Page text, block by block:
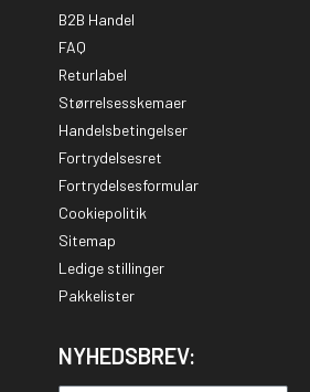
B2B Handel
FAQ
Returlabel
Størrelsesskemaer
Handelsbetingelser
Fortrydelsesret
Fortrydelsesformular
Cookiepolitik
Sitemap
Ledige stillinger
Pakkelister
NYHEDSBREV: